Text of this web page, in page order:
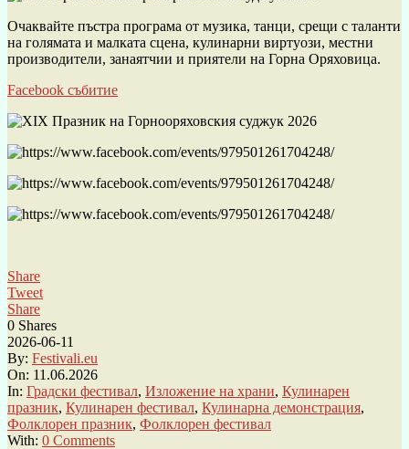
Очаквайте пъстра програма от музика, танци, срещи с таланти
на голямата и малката сцена, кулинарни виртуози, местни
производители, занаятчии и приятели на Горна Оряховица.
Facebook събитие
Share
Tweet
Share
0 Shares
2026-06-11
By: Festivali.eu
On: 11.06.2026
In: Градски фестивал, Изложение на храни, Кулинарен
празник, Кулинарен фестивал, Кулинарна демонстрация,
Фолклорен празник, Фолклорен фестивал
With: 0 Comments